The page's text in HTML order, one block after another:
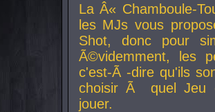
La Â« Chamboule-
les MJs vous
Shot, donc pour
Ã©videmment, les
c'est-Ã -dire qu'ils
choisir Ã quel Jeu
jouer.